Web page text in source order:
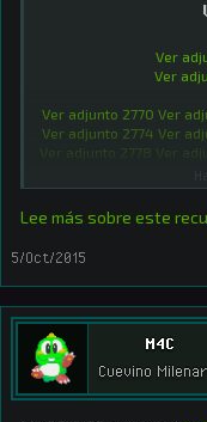
Ver
Ver
Ver adjunto 2770 Ver
Ver adjunto 2774 Ver
Ver adjunto 2778 Ver
Ver
Lee más sobre este
5/Oct/2015
M4C
Cuevino